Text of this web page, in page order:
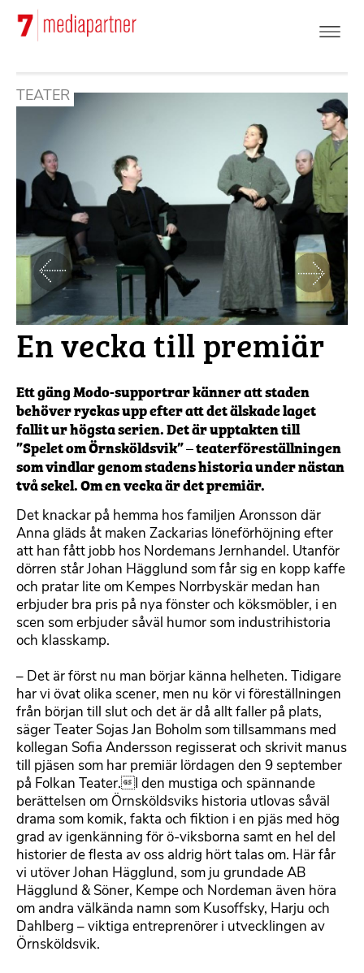
Hoppa
huvudinnehåll
TEATER
Föregående Nästa
En vecka till premiär
Ett gäng Modo-supportrar känner att staden
behöver ryckas upp efter att det älskade laget
fallit ur högsta serien. Det är upptakten till
”Spelet om Örnsköldsvik” – teaterföreställningen
som vindlar genom stadens historia under nästan
två sekel. Om en vecka är det premiär.
Det knackar på hemma hos familjen Aronsson där
Anna gläds åt maken Zackarias löneförhöjning efter
att han fått jobb hos Nordemans Jernhandel. Utanför
dörren står Johan Hägglund som får sig en kopp kaffe
och pratar lite om Kempes Norrbyskär medan han
erbjuder bra pris på nya fönster och köksmöbler, i en
scen som erbjuder såväl humor som industrihistoria
och klasskamp.
– Det är först nu man börjar känna helheten. Tidigare
har vi övat olika scener, men nu kör vi föreställningen
från början till slut och det är då allt faller på plats,
säger Teater Sojas Jan Boholm som tillsammans med
kollegan Sofia Andersson regisserat och skrivit manus
till pjäsen som har premiär lördagen den 9 september
på Folkan Teater.I den mustiga och spännande
berättelsen om Örnsköldsviks historia utlovas såväl
drama som komik, fakta och fiktion i en pjäs med hög
grad av igenkänning för ö-viksborna samt en hel del
historier de flesta av oss aldrig hört talas om. Här får
vi utöver Johan Hägglund, som ju grundade AB
Hägglund & Söner, Kempe och Nordeman även höra
om andra välkända namn som Kusoffsky, Harju och
Dahlberg – viktiga entreprenörer i utvecklingen av
Örnsköldsvik.